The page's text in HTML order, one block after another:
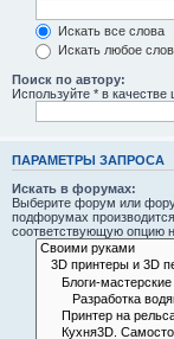
Искать все слова
Искать любое
Поиск по автору:
Используйте * в качестве
ПАРАМЕТРЫ ЗАПРОСА
Искать в форумах:
Выберите форум или
подфорумах
соответствующую опцию